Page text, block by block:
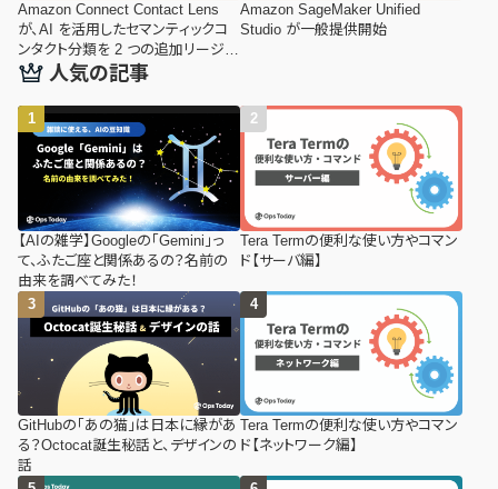
Amazon Connect Contact Lens
が、AI を活用したセマンティックコ
ンタクト分類を 2 つの追加リージョ
ンで提供開始
Amazon SageMaker Unified
Studio が一般提供開始
人気の記事
【AIの雑学】Googleの「Gemini」っ
て、ふたご座と関係あるの？名前の
由来を調べてみた！
Tera Termの便利な使い方やコマン
ド【サーバ編】
GitHubの「あの猫」は日本に縁があ
る？Octocat誕生秘話と、デザインの
話
Tera Termの便利な使い方やコマン
ド【ネットワーク編】